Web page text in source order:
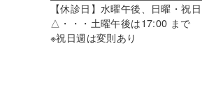
【休診日】水曜午後、日曜・祝日
△・・・土曜午後は17:00 まで
※祝日週は変則あり